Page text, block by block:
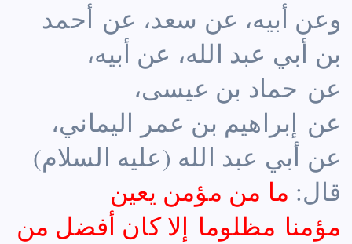
وعن أبيه، عن سعد، عن أحمد
بن أبي عبد الله، عن أبيه،
عن حماد بن عيسى،
عن إبراهيم بن عمر اليماني،
عن أبي عبد الله (عليه السلام)
قال: ما من مؤمن يعين
مؤمنا مظلوما إلا كان أفضل من